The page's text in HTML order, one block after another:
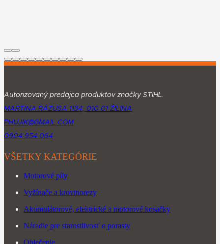
Autorizovaný predajca produktov značky STIHL.
MARTINA RÁZUSA 1134, 010 01 ŽILINA
PHUJIK@GMAIL.COM
0904 954 064
VŠETKY KATEGÓRIE
Motorové píly
Vyžínače a krovinorezy
Akumulátorové, elektrické a motorové kosačky
Náradie pre starostlivosť o porasty